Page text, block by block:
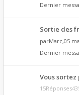
Dernier
Sortie des
parMarc,05
Dernier
Vous sortez